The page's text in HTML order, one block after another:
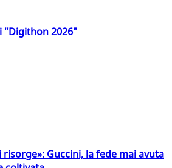
"Digithon 2026"
Guccini, la fede mai avuta